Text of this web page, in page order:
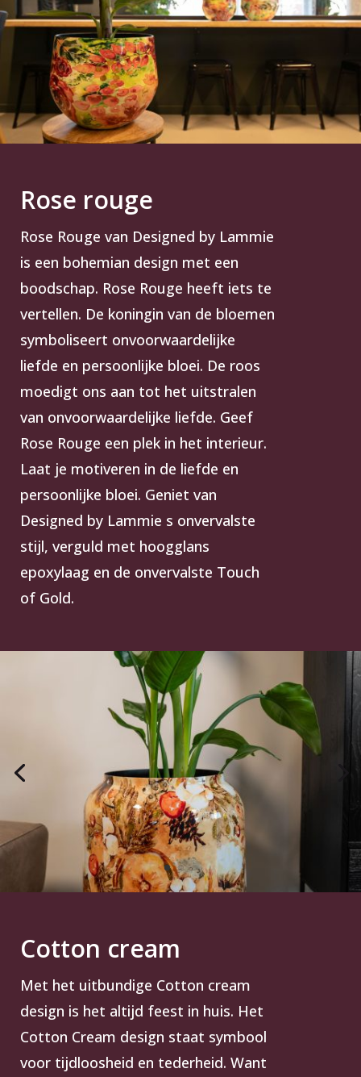
Rose rouge
Rose Rouge van Designed by Lammie
is een bohemian design met een
boodschap. Rose Rouge heeft iets te
vertellen. De koningin van de bloemen
symboliseert onvoorwaardelijke
liefde en persoonlijke bloei. De roos
moedigt ons aan tot het uitstralen
van onvoorwaardelijke liefde. Geef
Rose Rouge een plek in het interieur.
Laat je motiveren in de liefde en
persoonlijke bloei. Geniet van
Designed by Lammie s onvervalste
stijl, verguld met hoogglans
epoxylaag en de onvervalste Touch
of Gold.
Cotton cream
Met het uitbundige Cotton cream
design is het altijd feest in huis. Het
Cotton Cream design staat symbool
voor tijdloosheid en tederheid. Want